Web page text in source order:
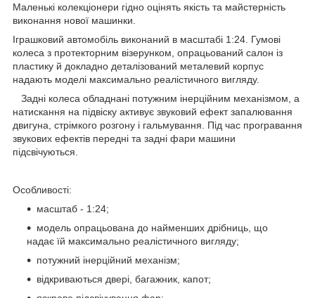
Маленькі колекціонери гідно оцінять якість та майстерність
виконання нової машинки.
Іграшковий автомобіль виконаний в масштабі 1:24. Гумові
колеса з протекторним візерунком, опрацьований салон із
пластику й докладно деталізований металевий корпус
надають моделі максимально реалістичного вигляду.
Задні колеса обладнані потужним інерційним механізмом, а
натискання на підвіску активує звуковий ефект запалювання
двигуна, стрімкого розгону і гальмування. Під час програвання
звукових ефектів передні та задні фари машини
підсвічуються.
Особливості:
масштаб - 1:24;
модель опрацьована до найменших дрібниць, що
надає їй максимально реалістичного вигляду;
потужний інерційний механізм;
відкриваються двері, багажник, капот;